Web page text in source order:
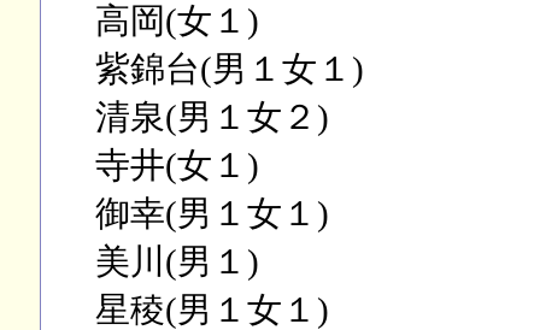
高岡(女１)
紫錦台(男１女１)
清泉(男１女２)
寺井(女１)
御幸(男１女１)
美川(男１)
星稜(男１女１)